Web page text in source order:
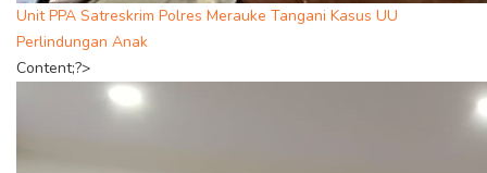
Unit PPA Satreskrim Polres Merauke Tangani Kasus UU
Perlindungan Anak
Content;?>